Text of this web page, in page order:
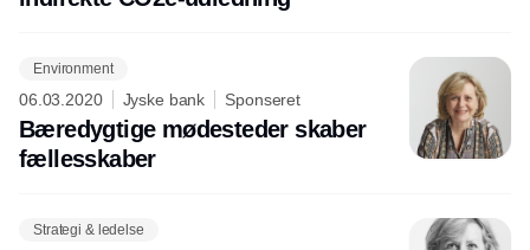
Environment
06.03.2020 Jyske bank Sponseret
Bæredygtige mødesteder skaber
fællesskaber
Strategi & ledelse